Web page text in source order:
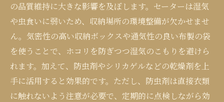
の品質維持に大きな影響を及ぼします。セーターは湿気
や虫食いに弱いため、収納場所の環境整備が欠かせませ
ん。気密性の高い収納ボックスや通気性の良い布製の袋
を使うことで、ホコリを防ぎつつ湿気のこもりを避けら
れます。加えて、防虫剤やシリカゲルなどの乾燥剤を上
手に活用すると効果的です。ただし、防虫剤は直接衣類
に触れないよう注意が必要で、定期的に点検しながら効